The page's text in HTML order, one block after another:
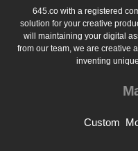
645.co with a registered
solution for your creative
will maintaining your digital
from our team, we are creative
inventing
Custom